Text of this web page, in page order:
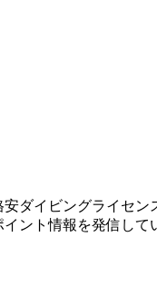
ダイビングライセ
ント情報を発信して